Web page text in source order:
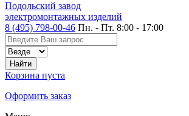
Подольский завод
электромонтажных изделий
8 (495) 798-00-46 Пн. - Пт. 8:00 - 17:00
Корзина пуста
Оформить заказ